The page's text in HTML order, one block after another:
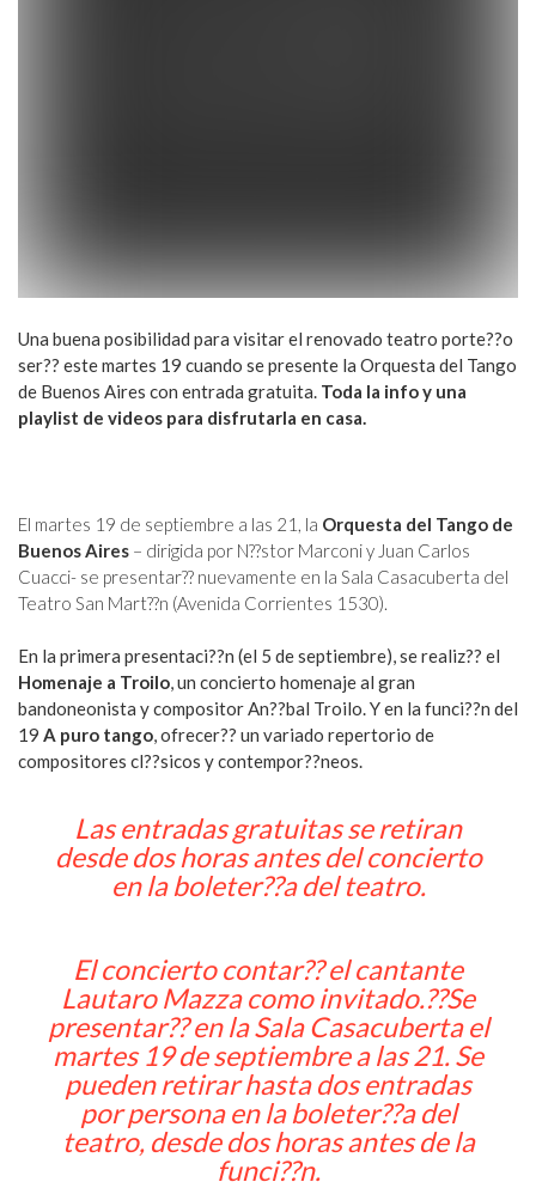
Una buena posibilidad para visitar el renovado teatro porte??o
ser?? este martes 19 cuando se presente la Orquesta del Tango
de Buenos Aires con entrada gratuita. Toda la info y una
playlist de videos para disfrutarla en casa.
El martes 19 de septiembre a las 21, la Orquesta del Tango de
Buenos Aires – dirigida por N??stor Marconi y Juan Carlos
Cuacci- se presentar?? nuevamente en la Sala Casacuberta del
Teatro San Mart??n (Avenida Corrientes 1530).
En la primera presentaci??n (el 5 de septiembre), se realiz?? el
Homenaje a Troilo, un concierto homenaje al gran
bandoneonista y compositor An??bal Troilo. Y en la funci??n del
19 A puro tango, ofrecer?? un variado repertorio de
compositores cl??sicos y contempor??neos.
Las entradas gratuitas se retiran
desde dos horas antes del concierto
en la boleter??a del teatro.
El concierto contar?? el cantante
Lautaro Mazza como invitado.??Se
presentar?? en la Sala Casacuberta el
martes 19 de septiembre a las 21. Se
pueden retirar hasta dos entradas
por persona en la boleter??a del
teatro, desde dos horas antes de la
funci??n.